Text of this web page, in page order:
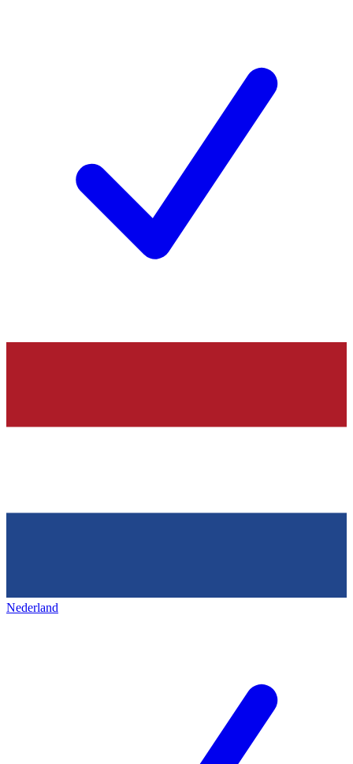
Nederland